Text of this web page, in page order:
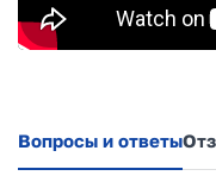
Вопросы и ответы